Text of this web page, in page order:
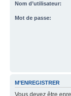
Nom d’utilisateur:
Mot de passe:
M’ENREGISTRER
Vous devez être